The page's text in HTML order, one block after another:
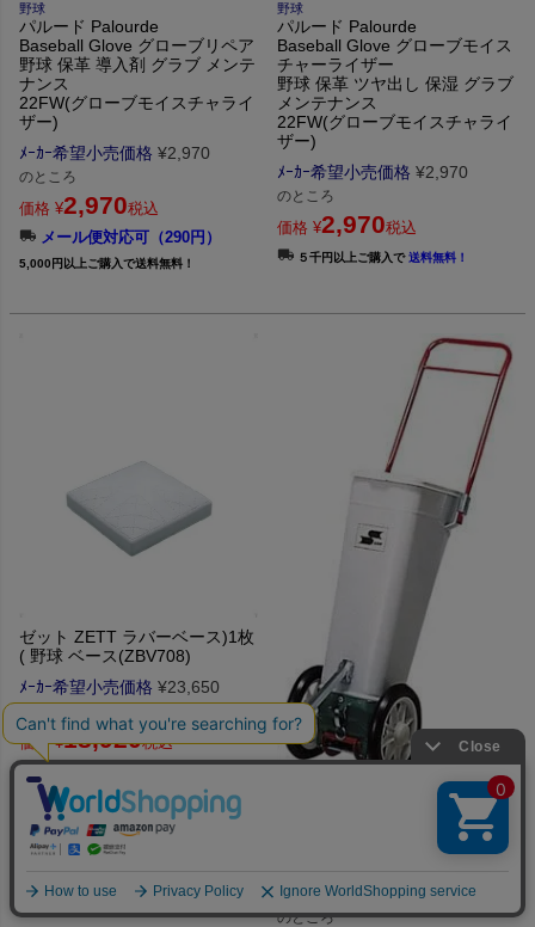
野球
パルード Palourde
Baseball Glove グローブリペア
野球 保革 導入剤 グラブ メンテ
ナンス
22FW(グローブモイスチャライ
ザー)
ﾒｰｶｰ希望小売価格 ¥2,970
のところ
価格 ¥2,970税込
メール便対応可（290円）
5,000円以上ご購入で送料無料！
野球
パルード Palourde
Baseball Glove グローブモイス
チャーライザー
野球 保革 ツヤ出し 保湿 グラブ
メンテナンス
22FW(グローブモイスチャライ
ザー)
ﾒｰｶｰ希望小売価格 ¥2,970
のところ
価格 ¥2,970税込
５千円以上ご購入で送料無料！
ゼット ZETT ラバーベース)1枚
( 野球 ベース(ZBV708)
ﾒｰｶｰ希望小売価格 ¥23,650
価格 ¥18,920税込
ﾒｰｶｰ希望小売価格 ¥ 24,200
のところ